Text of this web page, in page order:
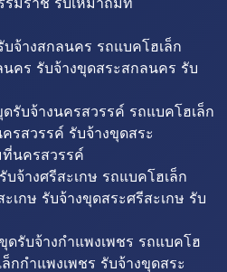
จ้างสกลนคร รถแบคโฮเล็ก
คร รับจ้างขุดสระสกลนคร รับ
รับจ้างนครสวรรค์ รถแบคโฮเล็ก
รสวรรค์ รับจ้างขุดสระ
นครสวรรค์
จ้างศรีสะเกษ รถแบคโฮเล็ก
เกษ รับจ้างขุดสระศรีสะเกษ รับ
ดรับจ้างกำแพงเพชร รถแบคโฮ
กกำแพงเพชร รับจ้างขุดสระ